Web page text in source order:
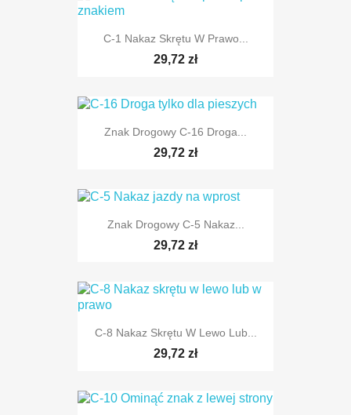
TYLKO ONLINE
C-1 Nakaz Skrętu W Prawo...
29,72 zł
Znak Drogowy C-16 Droga...
29,72 zł
Znak Drogowy C-5 Nakaz...
29,72 zł
C-8 Nakaz Skrętu W Lewo Lub...
29,72 zł